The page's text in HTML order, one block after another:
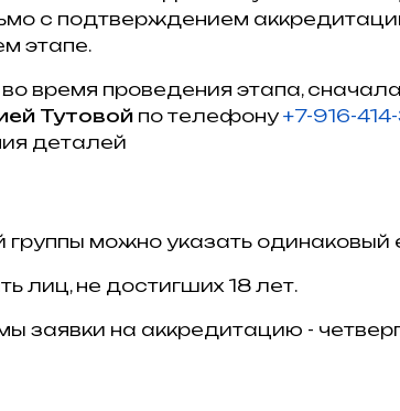
с подтверждением
этапе.
время проведения этапа,
Тутовой по телефону +7-916-
деталей
группы можно указать одинаковый
лиц, не достигших 18 лет.
заявки на аккредитацию -